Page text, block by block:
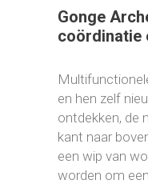
Gonge
coördinatie
en hen zelf
ontdekken, de
kant naar
een wip van
worden om